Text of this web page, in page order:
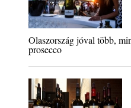
Olaszország jóval több,
prosecco